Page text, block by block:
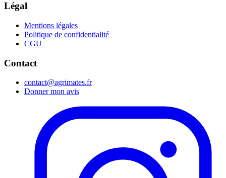
Légal
Mentions légales
Politique de confidentialité
CGU
Contact
contact@agrimates.fr
Donner mon avis